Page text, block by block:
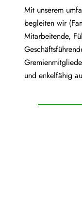
Mit unserem
begleiten wir
Mitarbeitende,
und enkelfähig